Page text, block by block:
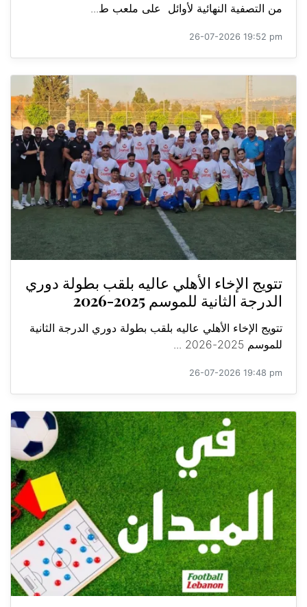
من التصفية النهائية لأوائل على ملعب ط...
26-07-2026 19:52 pm
تتويج الإخاء الأهلي عاليه بلقب بطولة دوري
الدرجة الثانية للموسم 2025-2026
تتويج الإخاء الأهلي عاليه بلقب بطولة دوري الدرجة الثانية
للموسم 2025-2026 ...
26-07-2026 19:48 pm